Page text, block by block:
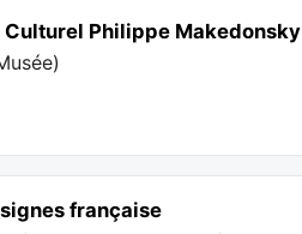
Culturel Philippe Makedonsky
)
française